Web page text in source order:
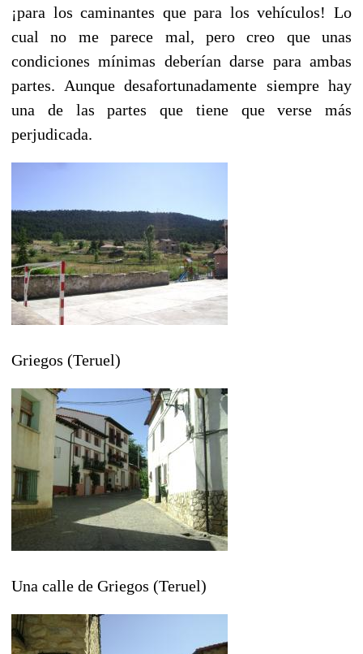
¡para los caminantes que para los vehículos! Lo
cual no me parece mal, pero creo que unas
condiciones mínimas deberían darse para ambas
partes. Aunque desafortunadamente siempre hay
una de las partes que tiene que verse más
perjudicada.
Griegos (Teruel)
Una calle de Griegos (Teruel)